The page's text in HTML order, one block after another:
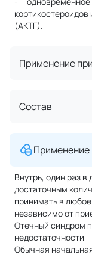
(АКТГ).
Применение
Состав
Применение
Внутрь, один раз
достаточным
принимать в
независимо от
Отечный синдром
недостаточности
Обычная